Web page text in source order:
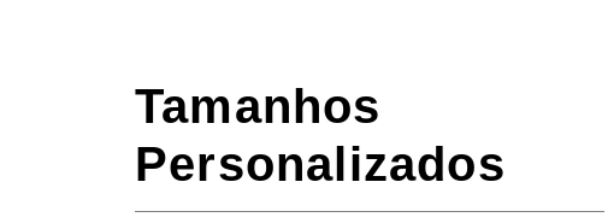
Tamanhos
Personalizados